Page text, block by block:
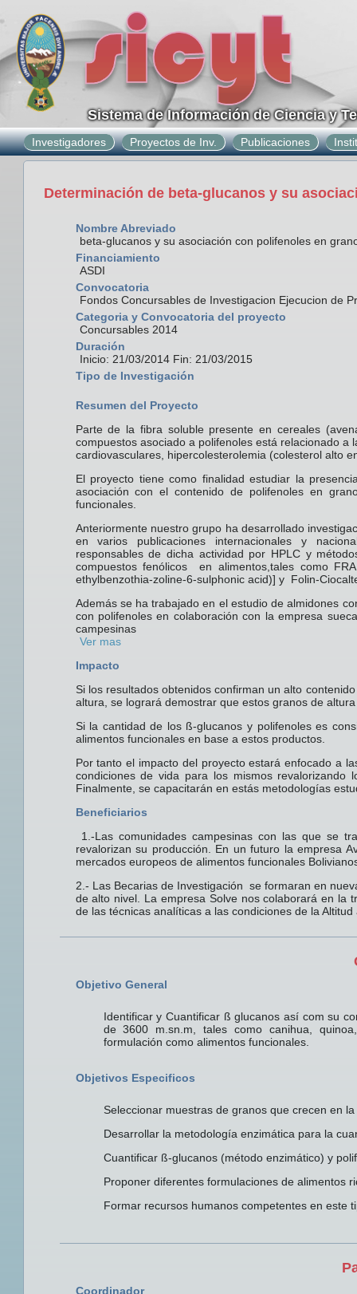
Sistema de Información de Ciencia y
Investigadores Proyectos de Inv. Publicaciones
Determinación de beta-glucanos y su
Nombre Abreviado
beta-glucanos y su asociación con polifenoles en
Financiamiento
ASDI
Convocatoria
Fondos Concursables de Investigacion Ejecucion de
Categoria y Convocatoria del proyecto
Concursables 2014
Duración
Inicio: 21/03/2014 Fin: 21/03/2015
Tipo de Investigación
Resumen del Proyecto
Parte de la fibra soluble presente en cereales
compuestos asociado a polifenoles está relacionado
cardiovasculares, hipercolesterolemia (colesterol alto
El proyecto tiene como finalidad estudiar la
asociación con el contenido de polifenoles en
funcionales.
Anteriormente nuestro grupo ha desarrollado
en varios publicaciones internacionales y
responsables de dicha actividad por HPLC y
compuestos fenólicos en alimentos,tales como
ethylbenzothia-zoline-6-sulphonic acid)] y Folin-
Además se ha trabajado en el estudio de almidones
con polifenoles en colaboración con la empresa
Ver mas
Impacto
Si los resultados obtenidos confirman un alto
altura, se logrará demostrar que estos granos de
Si la cantidad de los ß-glucanos y polifenoles es
alimentos funcionales en base a estos productos.
Por tanto el impacto del proyecto estará enfocado a
condiciones de vida para los mismos revalorizando
Finalmente, se capacitarán en estás metodologías
Beneficiarios
1.-Las comunidades campesinas con las que se
revalorizan su producción. En un futuro la empresa
mercados europeos de alimentos funcionales
2.- Las Becarias de Investigación se formaran en
de alto nivel. La empresa Solve nos colaborará en la
de las técnicas analíticas a las condiciones de la Altitud
Objetivo General
Identificar y Cuantificar ß glucanos así com su
de 3600 m.sn.m, tales como canihua,
formulación como alimentos funcionales.
Objetivos Especificos
Seleccionar muestras de granos que crecen en
Desarrollar la metodología enzimática para la
Cuantificar ß-glucanos (método enzimático) y
Proponer diferentes formulaciones de alimentos
Formar recursos humanos competentes en este
Coordinador